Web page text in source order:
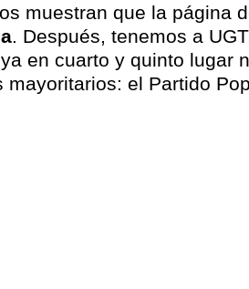
muestran que la página
. Después, tenemos a
en cuarto y quinto lugar
mayoritarios: el Partido